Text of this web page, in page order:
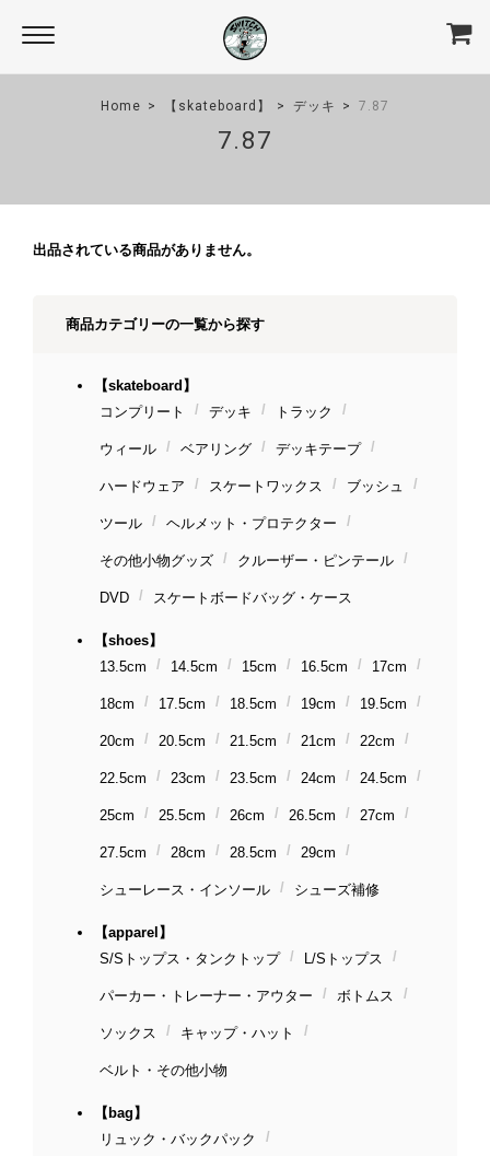
Home 【skateboard】 デッキ 7.87
7.87
出品されている商品がありません。
商品カテゴリーの一覧から探す
【skateboard】
コンプリート
デッキ トラック
ウィール ベアリング デッキテープ
ハードウェア スケートワックス ブッシュ
ツール ヘルメット・プロテクター
その他小物グッズ クルーザー・ピンテール
DVD スケートボードバッグ・ケース
【shoes】
13.5cm
14.5cm 15cm 16.5cm 17cm
18cm 17.5cm 18.5cm 19cm 19.5cm
20cm 20.5cm 21.5cm 21cm 22cm
22.5cm 23cm 23.5cm 24cm 24.5cm
25cm 25.5cm 26cm 26.5cm 27cm
27.5cm 28cm 28.5cm 29cm
シューレース・インソール シューズ補修
【apparel】
S/Sトップス・タンクトップ
L/Sトップス
パーカー・トレーナー・アウター ボトムス
ソックス キャップ・ハット
ベルト・その他小物
【bag】
リュック・バックパック